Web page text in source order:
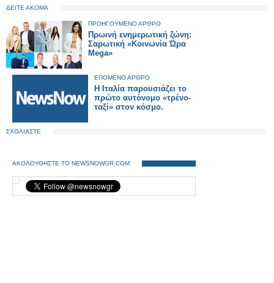
ΔΕΙΤΕ ΑΚΟΜΑ
ΠΡΟΗΓΟΥΜΕΝΟ ΑΡΘΡΟ
Πρωινή ενημερωτική ζώνη:
Σαρωτική «Κοινωνία Ώρα
Mega»
ΕΠΟΜΕΝΟ ΑΡΘΡΟ
Η Ιταλία παρουσιάζει το
πρώτο αυτόνομο «τρένο-
ταξί» στον κόσμο.
ΣΧΟΛΙΑΣΤΕ
ΑΚΟΛΟΥΘΗΣΤΕ ΤΟ NEWSNOWGR.COM